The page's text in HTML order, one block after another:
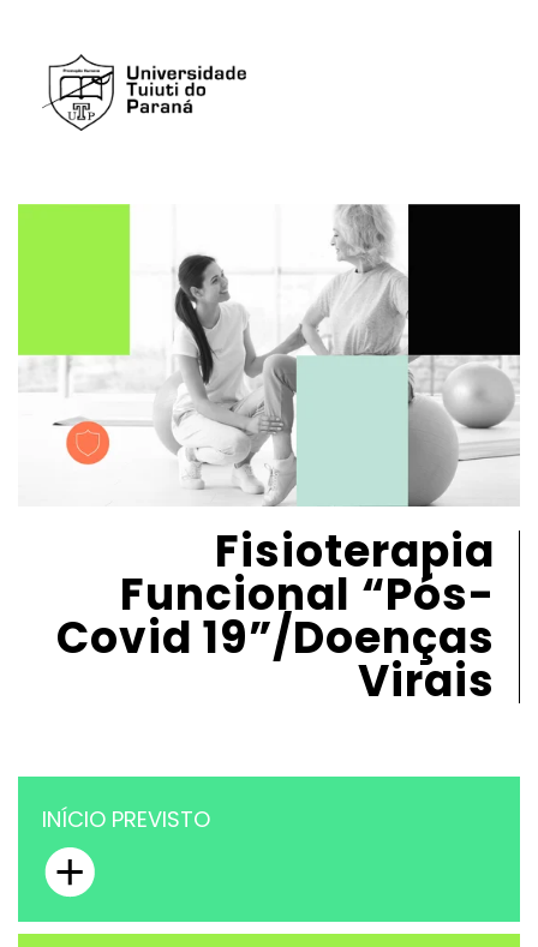
Fisioterapia
Funcional “Pós-
Covid 19”/Doenças
Virais
INÍCIO PREVISTO